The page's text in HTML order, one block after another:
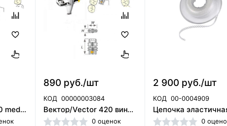
Вектор/Vector 140 medium винт расширяющий 5 мм Scheu Dental GmbH(Германия)/2494
890 руб./шт
КОД 00000003084
Вектор/Vector 420 винт расширяющий секторальный Scheu Dental GmbH (Германия)/2512
0 оценок
2 900 руб./шт
КОД 00-0004909
0